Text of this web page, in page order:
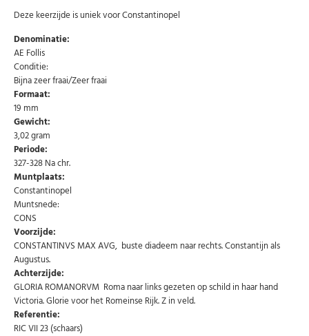
Abonneer u op onze nieuwsbrief
speciale aanbiedingen.
Deze keerzijde is uniek voor Constantinopel
Denominatie:
AE Follis
Conditie:
Bijna zeer fraai/Zeer fraai
Formaat:
19 mm
Gewicht:
3,02 gram
Periode:
327-328 Na chr.
Muntplaats:
Constantinopel
Muntsnede:
CONS
Voorzijde:
CONSTANTINVS MAX AVG, buste diadeem naar rechts. Constantijn als
Augustus.
Achterzijde:
GLORIA ROMANORVM Roma naar links gezeten op schild in haar hand
Victoria. Glorie voor het Romeinse Rijk. Z in veld.
Referentie:
RIC VII 23 (schaars)